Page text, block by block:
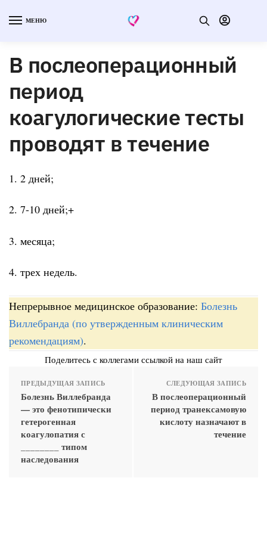
МЕНЮ
В послеоперационный
период
коагулогические тесты
проводят в течение
1. 2 дней;
2. 7-10 дней;+
3. месяца;
4. трех недель.
Непрерывное медицинское образование: Болезнь
Виллебранда (по утвержденным клиническим
рекомендациям).
Поделитесь с коллегами ссылкой на наш сайт
ПРЕДЫДУЩАЯ ЗАПИСЬ
Болезнь Виллебранда
— это фенотипически
гетерогенная
коагулопатия с
________ типом
наследования
СЛЕДУЮЩАЯ ЗАПИСЬ
В послеоперационный
период транексамовую
кислоту назначают в
течение